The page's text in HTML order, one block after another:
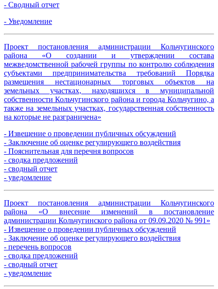
- Сводный отчет
- Уведомление
Проект постановления администрации Кольчугинского
района «О создании и утверждении состава
межведомственной рабочей группы по контролю соблюдения
субъектами предпринимательства требований Порядка
размещения нестационарных торговых объектов на
земельных участках, находящихся в муниципальной
собственности Кольчугинского района и города Кольчугино, а
также на земельных участках, государственная собственность
на которые не разграничена»
- Извещение о проведении публичных обсуждений
- Заключение об оценке регулирующего воздействия
- Пояснительная для перечня вопросов
- сводка предложений
- сводный отчет
- уведомление
Проект постановления администрации Кольчугинского
района «О внесение изменений в постановление
администрации Кольчугинского района от 09.09.2020 № 991»
- Извещение о проведении публичных обсуждений
- Заключение об оценке регулирующего воздействия
- перечень вопросов
- сводка предложений
- сводный отчет
- уведомление